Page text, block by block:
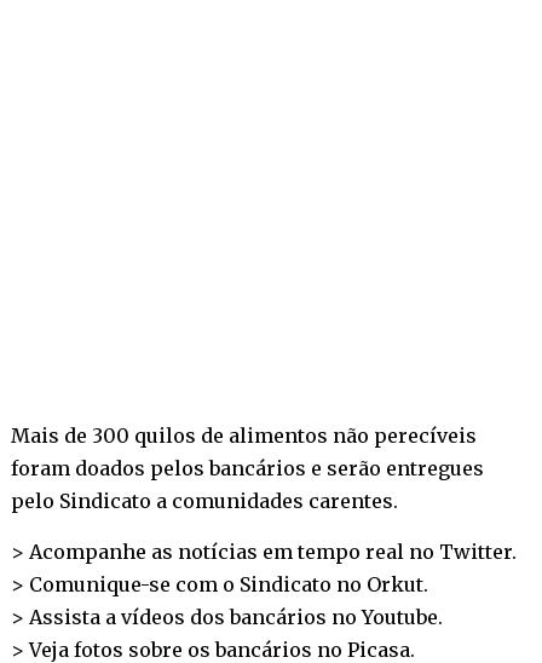
Mais de 300 quilos de alimentos não perecíveis
foram doados pelos bancários e serão entregues
pelo Sindicato a comunidades carentes.
> Acompanhe as notícias em tempo real no Twitter.
> Comunique-se com o Sindicato no Orkut.
> Assista a vídeos dos bancários noYoutube.
> Veja fotos sobre os bancários no Picasa.